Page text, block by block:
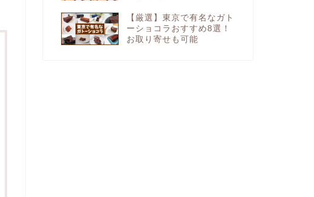
【厳選】東京で有名なガト
ーショコラおすすめ8選！
お取り寄せも可能